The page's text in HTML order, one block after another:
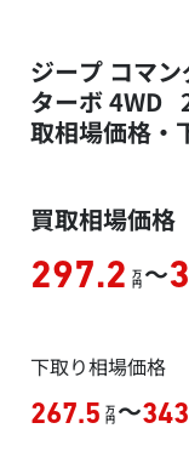
ジープ コマ
ターボ 4WD
取相場価格・
買取相場価格
297.2 万
円 ～
下取り相場価格
267.5 万
円 ～